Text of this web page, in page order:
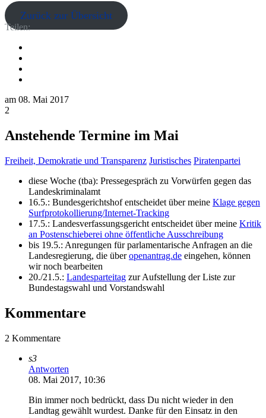
Zurück zur Übersicht
Teilen:
am 08. Mai 2017
2
Anstehende Termine im Mai
Freiheit, Demokratie und Transparenz Juristisches Piratenpartei
diese Woche (tba): Pressegespräch zu Vorwürfen gegen das
Landeskriminalamt
16.5.: Bundesgerichtshof entscheidet über meine Klage gegen
Surfprotokollierung/Internet-Tracking
17.5.: Landesverfassungsgericht entscheidet über meine Kritik
an Postenschieberei ohne öffentliche Ausschreibung
bis 19.5.: Anregungen für parlamentarische Anfragen an die
Landesregierung, die überopenantrag.de eingehen, können
wir noch bearbeiten
20./21.5.: Landesparteitag zur Aufstellung der Liste zur
Bundestagswahl und Vorstandswahl
Kommentare
2 Kommentare
s3
Antworten
08. Mai 2017, 10:36
Bin immer noch bedrückt, dass Du nicht wieder in den
Landtag gewählt wurdest. Danke für den Einsatz in den